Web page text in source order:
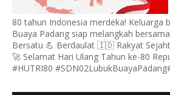
80 tahun Indonesia merdeka! Keluarga
Buaya Padang siap melangkah
Bersatu 💪 Berdaulat 🇮🇩 Rakyat
🚀 Selamat Hari Ulang Tahun ke-80
#HUTRI80